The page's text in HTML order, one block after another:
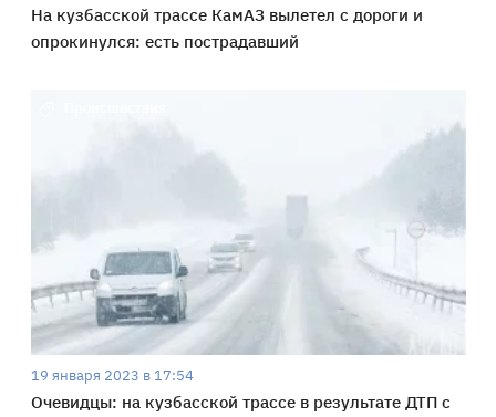
На кузбасской трассе КамАЗ вылетел с дороги и
опрокинулся: есть пострадавший
19 января 2023 в 17:54
Очевидцы: на кузбасской трассе в результате ДТП с